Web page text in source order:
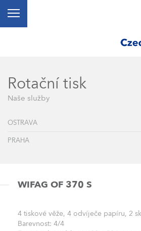
Rotační tisk
Naše služby
OSTRAVA
PRAHA
WIFAG OF 370 S
4 tiskové věže, 4 odvíječe papíru, 2
Barevnost: 4/4